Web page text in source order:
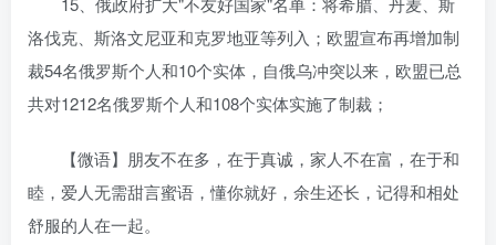
洛伐克、斯洛文尼亚和克罗地亚等列入；欧盟宣布再增加制
裁54名俄罗斯个人和10个实体，自俄乌冲突以来，欧盟已总
共对1212名俄罗斯个人和108个实体实施了制裁；
【微语】朋友不在多，在于真诚，家人不在富，在于和
睦，爱人无需甜言蜜语，懂你就好，余生还长，记得和相处
舒服的人在一起。